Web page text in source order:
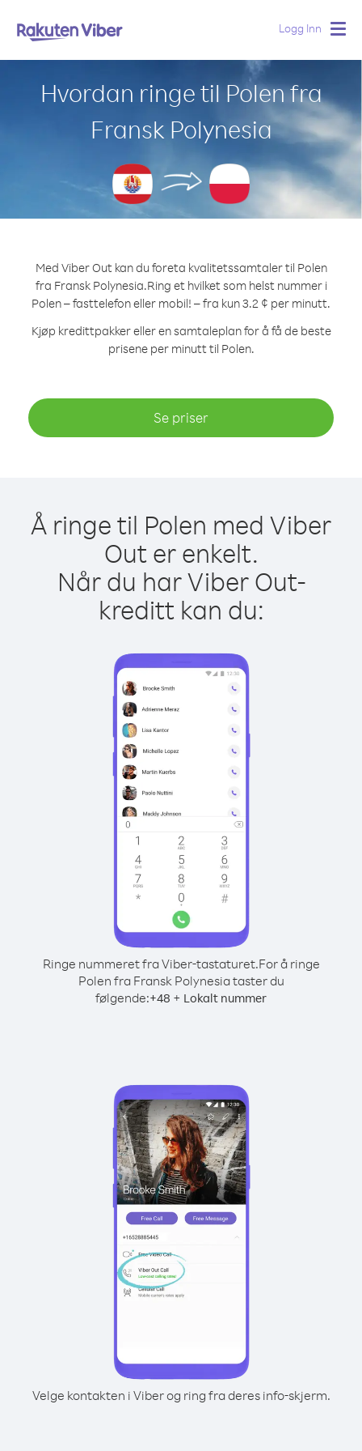
Logg Inn
Hvordan ringe til Polen fra
Fransk Polynesia
Med Viber Out kan du foreta kvalitetssamtaler til Polen
fra Fransk Polynesia.Ring et hvilket som helst nummer i
Polen – fasttelefon eller mobil! – fra kun 3.2 ¢ per minutt.
Kjøp kredittpakker eller en samtaleplan for å få de beste
prisene per minutt til Polen.
Se priser
Å ringe til Polen med Viber
Out er enkelt.
Når du har Viber Out-
kreditt kan du:
Ringe nummeret fra Viber-tastaturet.For å ringe
Polen fra Fransk Polynesia taster du
følgende:+48 + Lokalt nummer
Velge kontakten i Viber og ring fra deres info-skjerm.